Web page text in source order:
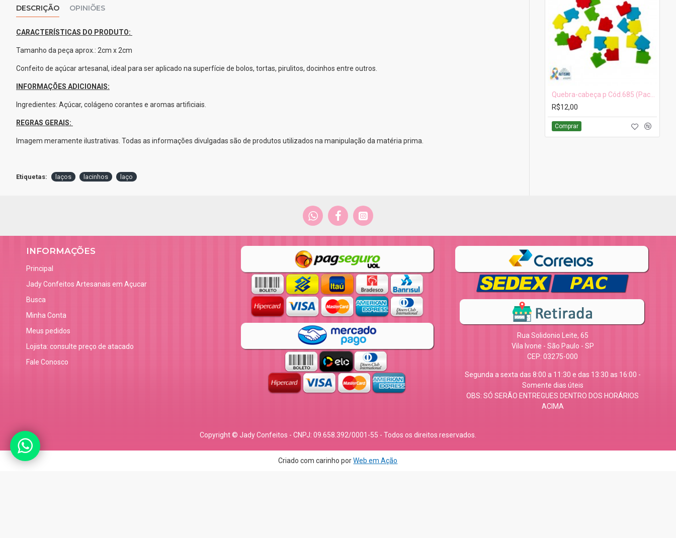
DESCRIÇÃO OPINIÕES
CARACTERÍSTICAS DO PRODUTO:
Tamanho da peça aprox.: 2cm x 2cm
Confeito de açúcar artesanal, ideal para ser aplicado na superfície de bolos, tortas, pirulitos, docinhos entre outros.
INFORMAÇÕES ADICIONAIS:
Ingredientes: Açúcar, colágeno corantes e aromas artificiais.
REGRAS GERAIS:
Imagem meramente ilustrativas. Todas as informações divulgadas são de produtos utilizados na manipulação da matéria prima.
Etiquetas: laços lacinhos laço
R$12,00
Comprar
INFORMAÇÕES
Principal
Jady Confeitos Artesanais em Açucar
Busca
Minha Conta
Meus pedidos
Lojista: consulte preço de atacado
Fale Conosco
Rua Solidonio Leite, 65
Vila Ivone - São Paulo - SP
CEP: 03275-000
Segunda a sexta das 8:00 a 11:30 e das 13:30 as 16:00 -
Somente dias úteis
OBS: SÓ SERÃO ENTREGUES DENTRO DOS HORÁRIOS
ACIMA
Copyright © Jady Confeitos - CNPJ: 09.658.392/0001-55 - Todos os direitos reservados.
Criado com carinho porWeb em Ação